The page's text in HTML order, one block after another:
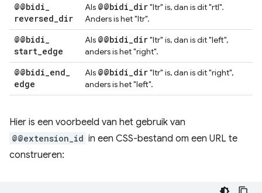
@@bidi
reversed dir
Als @@bidi dir"ltr" is, dan is dit "rtl".
Anders is het "ltr".
@@bidi
start edge
Als @@bidi dir"ltr" is, dan is dit "left",
anders is het "right".
@@bidi end
edge
Als @@bidi dir"ltr" is, dan is dit "right",
anders is het "left".
Hier is een voorbeeld van het gebruik van
@@extension_id in een CSS-bestand om een URL te
construeren: